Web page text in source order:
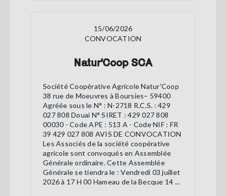
15/06/2026
CONVOCATION
Natur'Coop SCA
Société Coopérative Agricole Natur'Coop
38 rue de Moeuvres à Boursies– 59400
Agréée sous le N° : N-2718 R.C.S. : 429
027 808 Douai N° SIRET : 429 027 808
00030 - Code APE : 513 A - Code NIF : FR
39 429 027 808 AVIS DE CONVOCATION
Les Associés de la société coopérative
agricole sont convoqués en Assemblée
Générale ordinaire. Cette Assemblée
Générale se tiendra le : Vendredi 03 juillet
2026 à 17 H 00 Hameau de la Becque 14 ...